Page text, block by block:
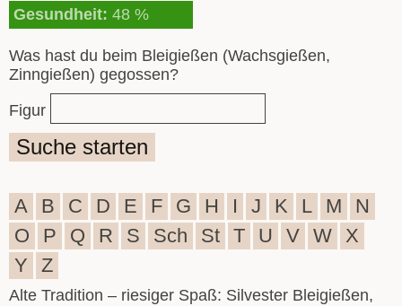
Gesundheit: 48 %
Was hast du beim Bleigießen (Wachsgießen,
Zinngießen) gegossen?
Figur
Suche starten
A B C D E F G H I J K L M
N
O
P Q R S Sch St T U V W X
Y
Z
Alte Tradition – riesiger Spaß: Silvester Bleigießen,